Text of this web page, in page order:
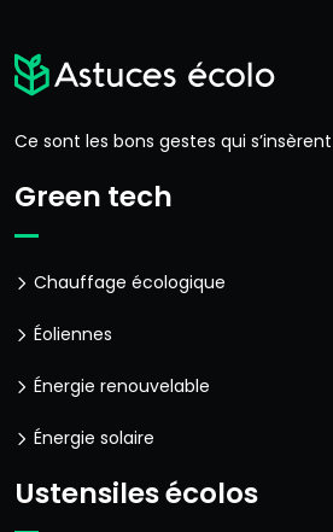
Ce sont les bons gestes qui
Green tech
Chauffage écologique
Éoliennes
Énergie renouvelable
Énergie solaire
Ustensiles écolos